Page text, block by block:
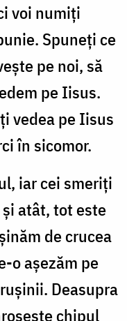
voi numiți
Spuneți ce
pe noi, să
pe Iisus.
vedea pe Iisus
în sicomor.
iar cei smeriți
și atât, tot este
de crucea
o așezăm pe
Deasupra
chipul